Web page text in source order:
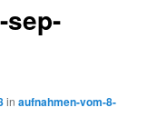
sep-
inaufnahmen-vom-8-